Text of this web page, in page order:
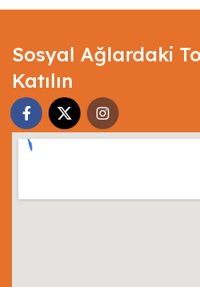
Sosyal Ağlardaki
Katılın